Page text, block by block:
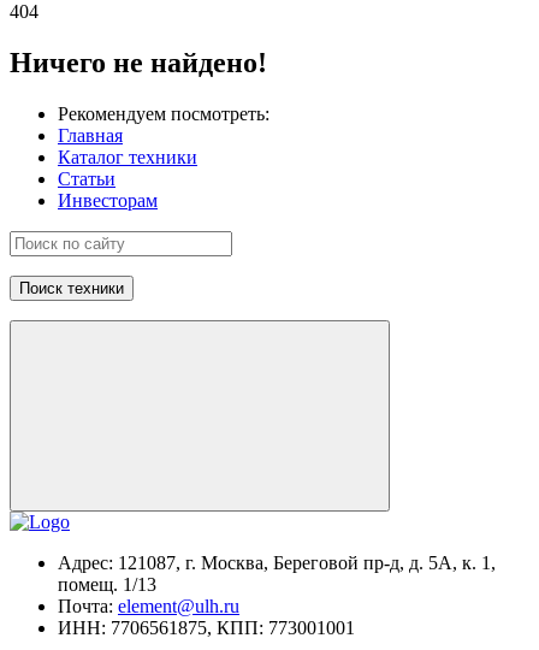
404
Ничего не найдено!
Рекомендуем посмотреть:
Главная
Каталог техники
Статьи
Инвесторам
Поиск техники
Адрес: 121087, г. Москва, Береговой пр-д, д. 5А, к. 1,
помещ. 1/13
Почта: element@ulh.ru
ИНН: 7706561875, КПП: 773001001